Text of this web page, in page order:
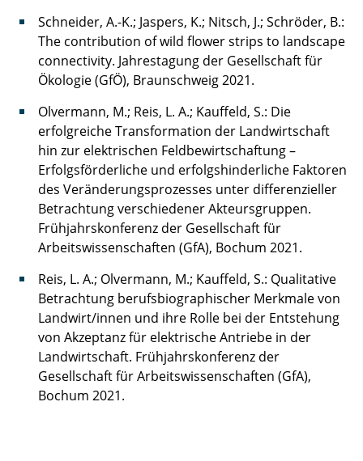
Schneider, A.-K.; Jaspers, K.; Nitsch, J.; Schröder, B.:
The contribution of wild flower strips to landscape
connectivity. Jahrestagung der Gesellschaft für
Ökologie (GfÖ), Braunschweig 2021.
Olvermann, M.; Reis, L. A.; Kauffeld, S.: Die
erfolgreiche Transformation der Landwirtschaft
hin zur elektrischen Feldbewirtschaftung –
Erfolgsförderliche und erfolgshinderliche Faktoren
des Veränderungsprozesses unter differenzieller
Betrachtung verschiedener Akteursgruppen.
Frühjahrskonferenz der Gesellschaft für
Arbeitswissenschaften (GfA), Bochum 2021.
Reis, L. A.; Olvermann, M.; Kauffeld, S.: Qualitative
Betrachtung berufsbiographischer Merkmale von
Landwirt/innen und ihre Rolle bei der Entstehung
von Akzeptanz für elektrische Antriebe in der
Landwirtschaft. Frühjahrskonferenz der
Gesellschaft für Arbeitswissenschaften (GfA),
Bochum 2021.